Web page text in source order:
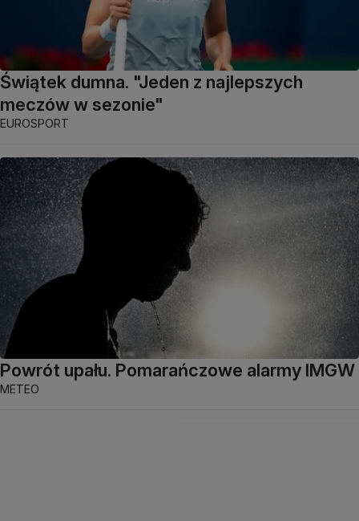
Świątek dumna. "Jeden z najlepszych
meczów w sezonie"
EUROSPORT
Powrót upału. Pomarańczowe alarmy IMGW
METEO